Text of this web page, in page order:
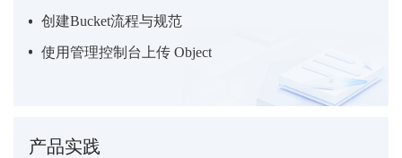
创建Bucket流程与规范
使用管理控制台上传 Object
产品实践